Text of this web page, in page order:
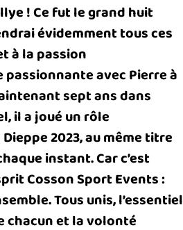
! Ce fut le grand huit
évidemment tous ces
à la passion
avec Pierre à
sept ans dans
il a joué un rôle
2023, au même titre
instant. Car c’est
Cosson Sport Events :
Tous unis, l’essentiel
chacun et la volonté